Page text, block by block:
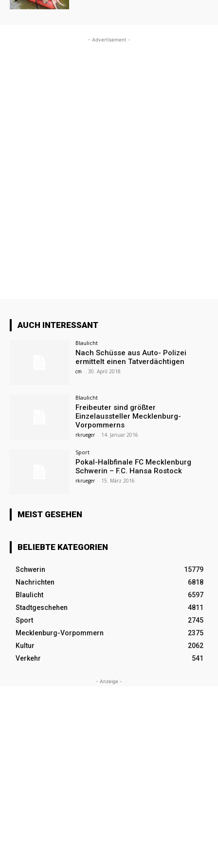
- Advertisement -
AUCH INTERESSANT
Blaulicht
Nach Schüsse aus Auto- Polizei
ermittelt einen Tatverdächtigen
cm - 30. April 2018
Blaulicht
Freibeuter sind größter
Einzelaussteller Mecklenburg-
Vorpommerns
rkrueger - 14. Januar 2016
Sport
Pokal-Halbfinale FC Mecklenburg
Schwerin – F.C. Hansa Rostock
rkrueger - 15. März 2016
MEIST GESEHEN
BELIEBTE KATEGORIEN
Schwerin
15779
Nachrichten
6818
Blaulicht
6597
Stadtgeschehen
4811
Sport
2745
Mecklenburg-Vorpommern
2375
Kultur
2062
Verkehr
541
- Anzeige -